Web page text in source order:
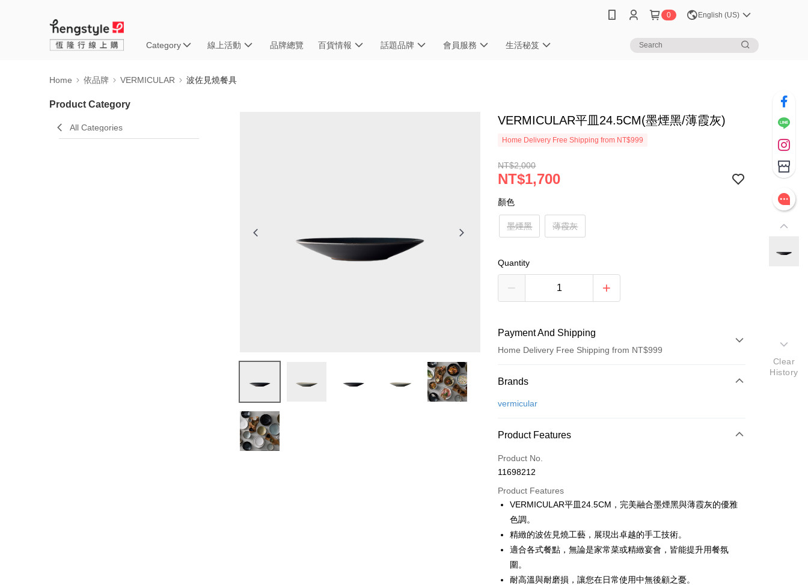
0 English (US)
Category 線上活動 品牌總覽 百貨情報 話題品牌 會員服務 生活秘笈
Home 依品牌 VERMICULAR 波佐見燒餐具
Product Category
All Categories
VERMICULAR平皿24.5CM(墨煙黑/薄霞灰)
Home Delivery Free Shipping from NT$999
NT$2,000
NT$1,700
顏色
墨煙黑 薄霞灰
Quantity
Payment And Shipping
Home Delivery Free Shipping from NT$999
Payment Method
Credit Card (Full Payment)
Taiwan Cooperative Bank
Hua Nan Commercial Bank
The Shanghai Commercial &
Taiwan Business Bank
Taichung Commercial Bank
HSBC Bank (Taiwan) Limited
Hwatai Bank
Union Bank of Taiwan
Yuanta Commercial Bank
Bank SinoPac
0% for 6 months
Hua Nan Commercial Bank
The Shanghai Commercial &
Savings Bank
Taipei Fubon Commercial Bank
Cathay United Bank
Mega International Commercial
Taiwan Business Bank
Taichung Commercial Bank
HSBC Bank (Taiwan) Limited
Union Bank of Taiwan
Far Eastern International Bank
LINE Pay
Apple Pay
JKOPAY
Google Pay
Brands
vermicular
Product Features
Product No.
11698212
Product Features
VERMICULAR平皿24.5CM，完美融合墨煙黑與薄霞灰的優雅
色調。
精緻的波佐見燒工藝，展現出卓越的手工技術。
適合各式餐點，無論是家常菜或精緻宴會，皆能提升用餐氛
圍。
耐高溫與耐磨損，讓您在日常使用中無後顧之憂。
Clear
History